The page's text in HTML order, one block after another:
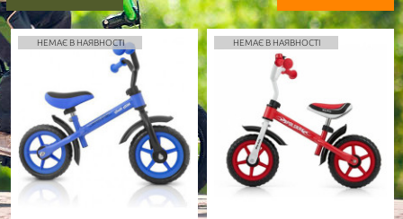
НЕМАЄ В НАЯВНОСТІ НЕМАЄ В НАЯВНОСТІ